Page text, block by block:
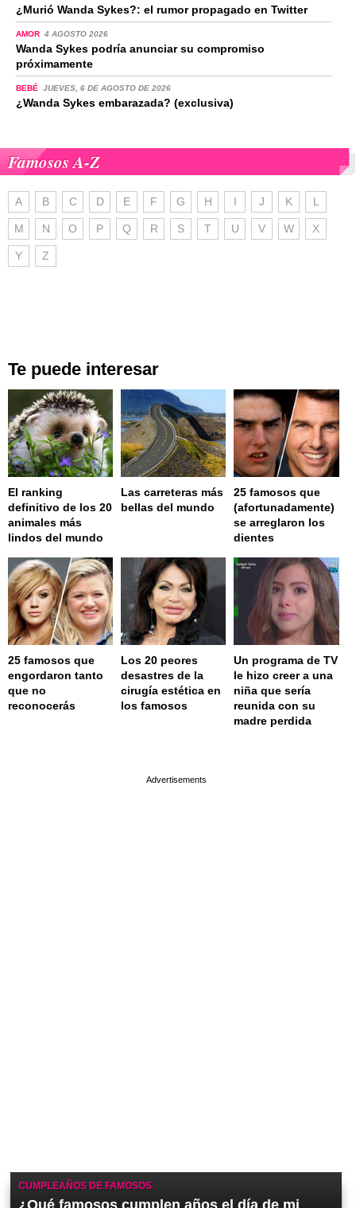
¿Murió Wanda Sykes?: el rumor propagado en Twitter
AMOR 4 AGOSTO 2026
Wanda Sykes podría anunciar su compromiso
próximamente
BEBÉ JUEVES, 6 DE AGOSTO DE 2026
¿Wanda Sykes embarazada? (exclusiva)
Famosos A-Z
A B C D E F G H I J K L
M N O P Q R S T U V W X
Y Z
Te puede interesar
El ranking
definitivo de los 20
animales más
lindos del mundo
Las carreteras más
bellas del mundo
25 famosos que
(afortunadamente)
se arreglaron los
dientes
25 famosos que
engordaron tanto
que no
reconocerás
Los 20 peores
desastres de la
cirugía estética en
los famosos
Un programa de TV
le hizo creer a una
niña que sería
reunida con su
madre perdida
CUMPLEAÑOS DE FAMOSOS
¿Qué famosos cumplen años el día de mi